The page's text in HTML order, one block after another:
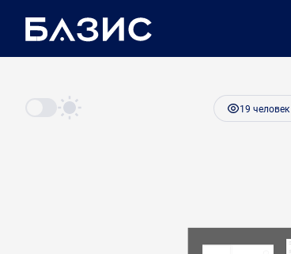
1-комнатная 25.5 м
19 человек